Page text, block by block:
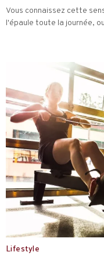
Vous connaissez cette
l'épaule toute la journée,
Lifestyle